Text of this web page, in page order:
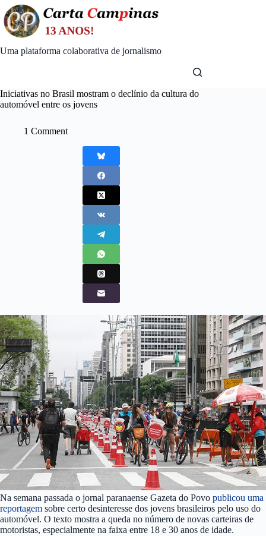
Skip
to
content
Uma plataforma colaborativa de jornalismo
Iniciativas no Brasil mostram o declínio da cultura do
automóvel entre os jovens
1 Comment
Na semana passada o jornal paranaense Gazeta do Povo publicou uma
reportagem sobre certo desinteresse dos jovens brasileiros pelo uso do
automóvel. O texto mostra a queda no número de novas carteiras de
motoristas, especialmente na faixa entre 18 e 30 anos de idade.